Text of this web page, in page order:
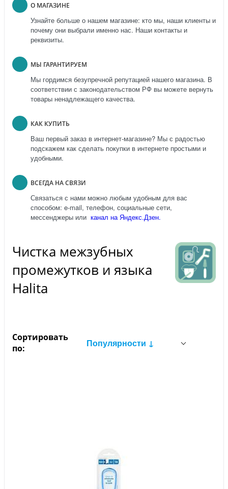
О МАГАЗИНЕ
Узнайте больше о нашем магазине: кто мы, наши клиенты и
почему они выбрали именно нас. Наши контакты и
реквизиты.
МЫ ГАРАНТИРУЕМ
Мы гордимся безупречной репутацией нашего магазина. В
соответствии с законодательством РФ вы можете вернуть
товары ненадлежащего качества.
КАК КУПИТЬ
Ваш первый заказ в интернет-магазине? Мы с радостью
подскажем как сделать покупки в интернете простыми и
удобными.
ВСЕГДА НА СВЯЗИ
Связаться с нами можно любым удобным для вас
способом: e-mail, телефон, социальные сети,
мессенджеры или канал на Яндекс.Дзен.
Чистка межзубных
промежутков и языка
Halita
Сортировать
по:
Популярности ↓